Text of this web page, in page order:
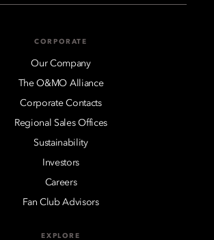
CORPORATE
Our Company
The O&MO Alliance
Corporate Contacts
Regional Sales Offices
Sustainability
Investors
Careers
Fan Club Advisors
EXPLORE